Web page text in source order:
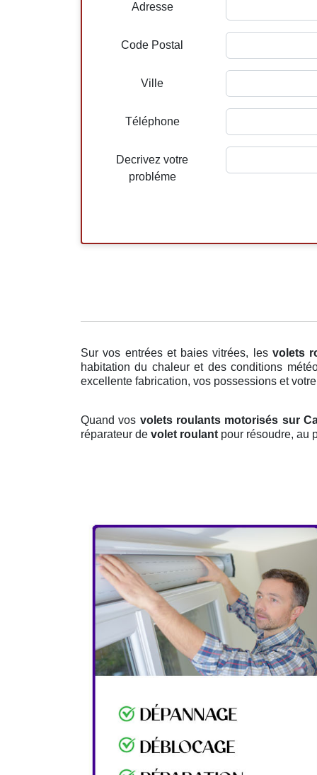
Adresse
Code Postal
Ville
Téléphone
Decrivez votre
probléme
Sur vos entrées et baies vitrées, les volets
habitation du chaleur et des conditions
excellente fabrication, vos possessions et
Quand vos volets roulants motorisés sur
réparateur de volet roulant pour résoudre, au